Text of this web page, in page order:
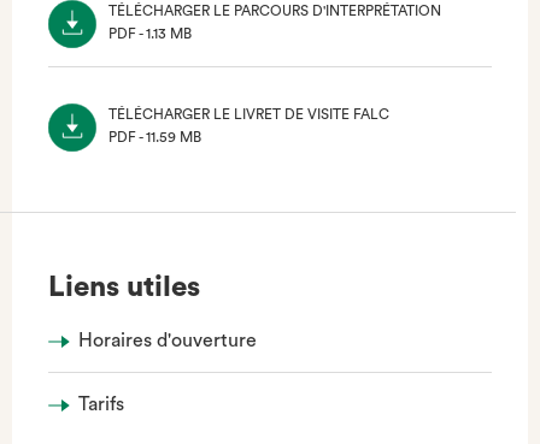
TÉLÉCHARGER LE PARCOURS D'INTERPRÉTATION
PDF - 1.13 MB
TÉLÉCHARGER LE LIVRET DE VISITE FALC
PDF - 11.59 MB
Liens utiles
Horaires d'ouverture
Tarifs